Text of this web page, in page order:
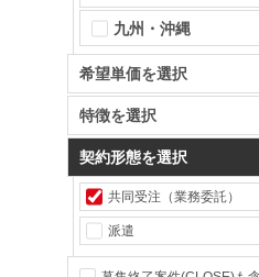
九州・沖縄
希望単価を選択
特徴を選択
契約形態を選択
共同受注（業務委託）
派遣